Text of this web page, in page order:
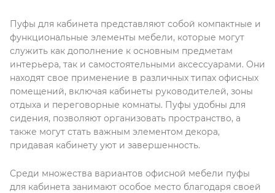
Пуфы для кабинета представляют собой компактные и
функциональные элементы мебели, которые могут
служить как дополнение к основным предметам
интерьера, так и самостоятельными аксессуарами. Они
находят свое применение в различных типах офисных
помещений, включая кабинеты руководителей, зоны
отдыха и переговорные комнаты. Пуфы удобны для
сидения, позволяют организовать пространство, а
также могут стать важным элементом декора,
придавая кабинету уют и завершенность.
Среди множества вариантов офисной мебели пуфы
для кабинета занимают особое место благодаря своей